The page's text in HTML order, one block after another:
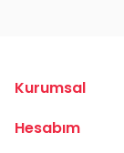
Kurumsal
Hesabım